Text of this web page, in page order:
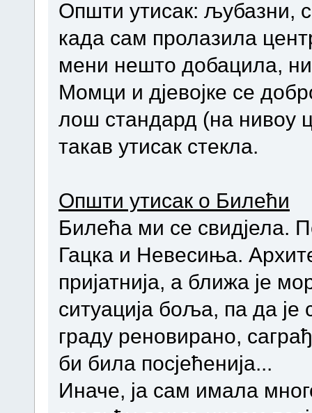
Општи утисак: љубазни,
када сам пролазила
мени нешто добацила,
Момци и дјевојке се
лош стандард (на нивоу
такав утисак стекла.
Општи утисак о Билећи
Билећа ми се
Гацка и Невесиња.
пријатнија, а ближа је
ситуација боља, па да
граду реновирано,
би била посјећенија...
Иначе, ја сам имала